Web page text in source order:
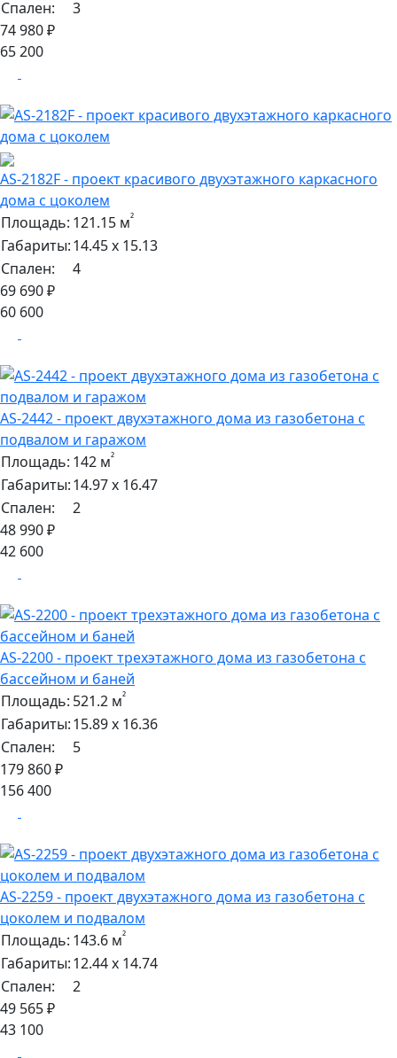
Спален:
3
74 980 ₽
65 200
AS-2182F - проект красивого двухэтажного каркасного
дома с цоколем
Площадь: 121.15 м²
Габариты:14.45 х 15.13
Спален:
4
69 690 ₽
60 600
AS-2442 - проект двухэтажного дома из газобетона с
подвалом и гаражом
Площадь: 142 м²
Габариты:14.97 х 16.47
Спален:
2
48 990 ₽
42 600
AS-2200 - проект трехэтажного дома из газобетона с
бассейном и баней
Площадь: 521.2 м²
Габариты:15.89 х 16.36
Спален:
5
179 860 ₽
156 400
AS-2259 - проект двухэтажного дома из газобетона с
цоколем и подвалом
Площадь: 143.6 м²
Габариты:12.44 х 14.74
Спален:
2
49 565 ₽
43 100